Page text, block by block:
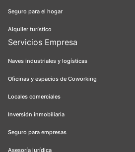
Seguro para el hogar
Alquiler turístico
Servicios Empresa
Naves industriales y logísticas
Oficinas y espacios de Coworking
Locales comerciales
Inversión inmobiliaria
Seguro para empresas
Asesoría jurídica